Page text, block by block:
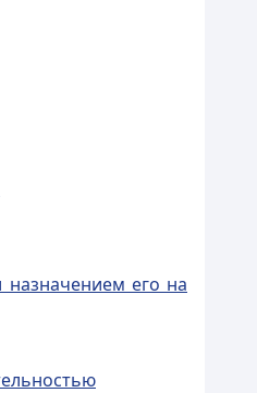
назначением его на